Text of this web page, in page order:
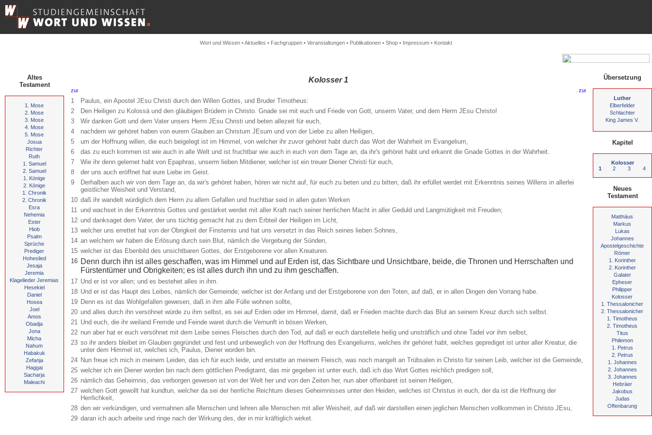
Wort und Wissen •Aktuelles • Fachgruppen • Veranstaltungen • Publikationen • Shop • Impressum • Kontakt
Altes
Testament
1. Mose
2. Mose
3. Mose
4. Mose
5. Mose
Josua
Richter
Ruth
1. Samuel
2. Samuel
1. Könige
2. Könige
1. Chronik
2. Chronik
Esra
Nehemia
Ester
Hiob
Psalm
Sprüche
Prediger
Hoheslied
Jesaja
Jeremia
Klagelieder Jeremias
Hesekiel
Daniel
Hosea
Joel
Amos
Obadja
Jona
Micha
Nahum
Habakuk
Zefanja
Haggai
Sacharja
Maleachi
Kolosser 1
1
Paulus, ein Apostel JEsu Christi durch den Willen Gottes, und Bruder Timotheus:
2
Den Heiligen zu Kolossä und den gläubigen Brüdern in Christo. Gnade sei mit euch und Friede von Gott, unserm Vater, und dem Herrn JEsu Christo!
3
Wir danken Gott und dem Vater unsers Herrn JEsu Christi und beten allezeit für euch,
4
nachdem wir gehöret haben von eurem Glauben an Christum JEsum und von der Liebe zu allen Heiligen,
5
um der Hoffnung willen, die euch beigelegt ist im Himmel, von welcher ihr zuvor gehöret habt durch das Wort der Wahrheit im Evangelium,
6
das zu euch kommen ist wie auch in alle Welt und ist fruchtbar wie auch in euch von dem Tage an, da ihr's gehöret habt und erkannt die Gnade Gottes in der Wahrheit.
7
Wie ihr denn gelernet habt von Epaphras, unserm lieben Mitdiener, welcher ist ein treuer Diener Christi für euch,
8
der uns auch eröffnet hat eure Liebe im Geist.
9
Derhalben auch wir von dem Tage an, da wir's gehöret haben, hören wir nicht auf, für euch zu beten und zu bitten, daß ihr erfüllet werdet mit Erkenntnis seines Willens in allerlei
geistlicher Weisheit und Verstand,
10 daß ihr wandelt würdiglich dem Herrn zu allem Gefallen und fruchtbar seid in allen guten Werken
11 und wachset in der Erkenntnis Gottes und gestärket werdet mit aller Kraft nach seiner herrlichen Macht in aller Geduld und Langmütigkeit mit Freuden;
12 und danksaget dem Vater, der uns tüchtig gemacht hat zu dem Erbteil der Heiligen im Licht,
13 welcher uns errettet hat von der Obrigkeit der Finsternis und hat uns versetzt in das Reich seines lieben Sohnes,
14 an welchem wir haben die Erlösung durch sein Blut, nämlich die Vergebung der Sünden,
15 welcher ist das Ebenbild des unsichtbaren Gottes, der Erstgeborene vor allen Kreaturen.
16 Denn durch ihn ist alles geschaffen, was im Himmel und auf Erden ist, das Sichtbare und Unsichtbare, beide, die Thronen und Herrschaften und
Fürstentümer und Obrigkeiten; es ist alles durch ihn und zu ihm geschaffen.
17 Und er ist vor allen; und es bestehet alles in ihm.
18 Und er ist das Haupt des Leibes, nämlich der Gemeinde; welcher ist der Anfang und der Erstgeborene von den Toten, auf daß, er in allen Dingen den Vorrang habe.
19 Denn es ist das Wohlgefallen gewesen, daß in ihm alle Fülle wohnen sollte,
20 und alles durch ihn versöhnet würde zu ihm selbst, es sei auf Erden oder im Himmel, damit, daß er Frieden machte durch das Blut an seinem Kreuz durch sich selbst.
21 Und euch, die ihr weiland Fremde und Feinde waret durch die Vernunft in bösen Werken,
22 nun aber hat er euch versöhnet mit dem Leibe seines Fleisches durch den Tod, auf daß er euch darstellete heilig und unsträflich und ohne Tadel vor ihm selbst,
23 so ihr anders bleibet im Glauben gegründet und fest und unbeweglich von der Hoffnung des Evangeliums, welches ihr gehöret habt, welches geprediget ist unter aller Kreatur, die
unter dem Himmel ist, welches ich, Paulus, Diener worden bin.
24 Nun freue ich mich in meinem Leiden, das ich für euch leide, und erstatte an meinem Fleisch, was noch mangelt an Trübsalen in Christo für seinen Leib, welcher ist die Gemeinde,
25 welcher ich ein Diener worden bin nach dem göttlichen Predigtamt, das mir gegeben ist unter euch, daß ich das Wort Gottes reichlich predigen soll,
26 nämlich das Geheimnis, das verborgen gewesen ist von der Welt her und von den Zeiten her, nun aber offenbaret ist seinen Heiligen,
27 welchen Gott gewollt hat kundtun, welcher da sei der herrliche Reichtum dieses Geheimnisses unter den Heiden, welches ist Christus in euch, der da ist die Hoffnung der
Herrlichkeit,
28 den wir verkündigen, und vermahnen alle Menschen und lehren alle Menschen mit aller Weisheit, auf daß wir darstellen einen jeglichen Menschen vollkommen in Christo JEsu,
29 daran ich auch arbeite und ringe nach der Wirkung des, der in mir kräftiglich wirket.
Übersetzung
Luther
Elberfelder
Schlachter
King James V.
Kapitel
Kolosser
1
2 3 4
Neues
Testament
Matthäus
Markus
Lukas
Johannes
Apostelgeschichte
Römer
1. Korinther
2. Korinther
Galater
Epheser
Philipper
Kolosser
1. Thessalonicher
2. Thessalonicher
1. Timotheus
2. Timotheus
Titus
Philemon
1. Petrus
2. Petrus
1. Johannes
2. Johannes
3. Johannes
Hebräer
Jakobus
Judas
Offenbarung